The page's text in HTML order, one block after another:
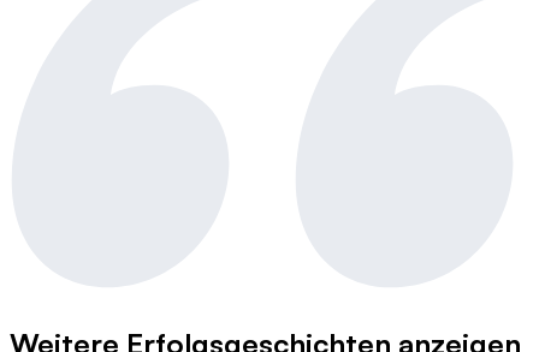
Weitere Erfolgsgeschichten anzeigen